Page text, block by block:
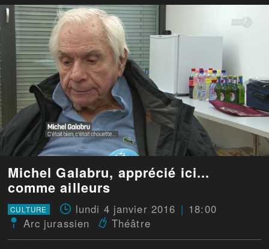
Michel Galabru, apprécié ici...
comme ailleurs
CULTURE lundi 4 janvier 2016
18:00
Arc jurassien
Théâtre